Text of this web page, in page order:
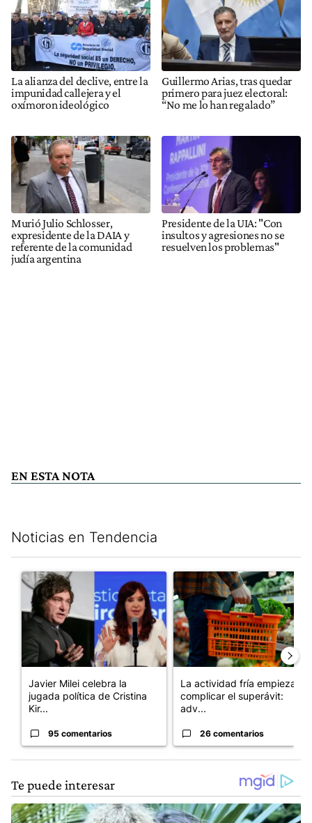
La alianza del declive, entre la
impunidad callejera y el
oxímoron ideológico
Guillermo Arias, tras quedar
primero para juez electoral:
“No me lo han regalado”
Murió Julio Schlosser,
expresidente de la DAIA y
referente de la comunidad
judía argentina
Presidente de la UIA: "Con
insultos y agresiones no se
resuelven los problemas"
EN ESTA NOTA
Noticias en Tendencia
Un artículo de tendencia con el título "Javier Milei celebra la
Javier Milei celebra la
jugada política de Cristina
Kir...
95 comentarios
Un artículo de tendencia con
La actividad fría empieza a
complicar el superávit:
adv...
26 comentarios